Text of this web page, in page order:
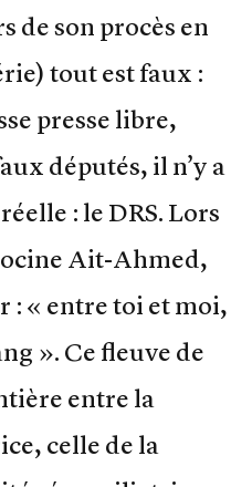
de son procès en
tout est faux :
presse libre,
députés, il n’y a
: le DRS. Lors
Ait-Ahmed,
: « entre toi et moi,
». Ce fleuve de
entre la
celle de la